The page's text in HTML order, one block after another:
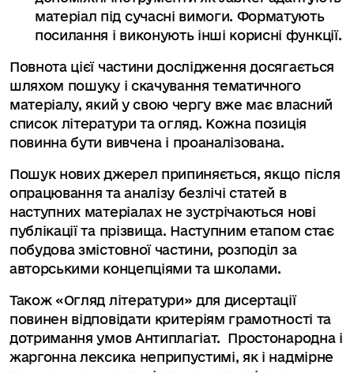
матеріал під сучасні вимоги. Форматують
посилання і виконують інші корисні функції.
Повнота цієї частини дослідження досягається
шляхом пошуку і скачування тематичного
матеріалу, який у свою чергу вже має власний
список літератури та огляд. Кожна позиція
повинна бути вивчена і проаналізована.
Пошук нових джерел припиняється, якщо після
опрацювання та аналізу безлічі статей в
наступних матеріалах не зустрічаються нові
публікації та прізвища. Наступним етапом стає
побудова змістовної частини, розподіл за
авторськими концепціями та школами.
Також «Огляд літератури» для дисертації
повинен відповідати критеріям грамотності та
дотримання умов Антиплагіат. Простонародна і
жаргонна лексика неприпустимі, як і надмірне